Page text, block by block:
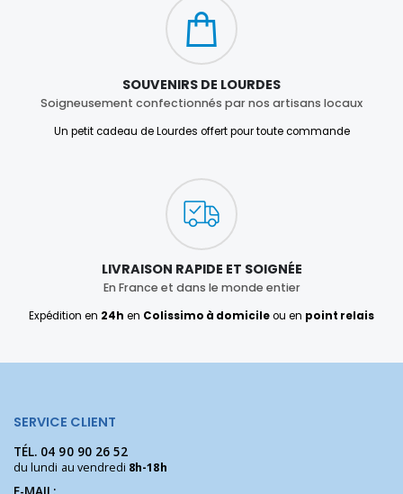
SOUVENIRS DE LOURDES
Soigneusement confectionnés par nos artisans locaux
Un petit cadeau de Lourdes offert pour toute commande
LIVRAISON RAPIDE ET SOIGNÉE
En France et dans le monde entier
Expédition en 24h en Colissimo à domicileou en point relais
SERVICE CLIENT
TÉL. 04 90 90 26 52
du lundi au vendredi 8h-18h